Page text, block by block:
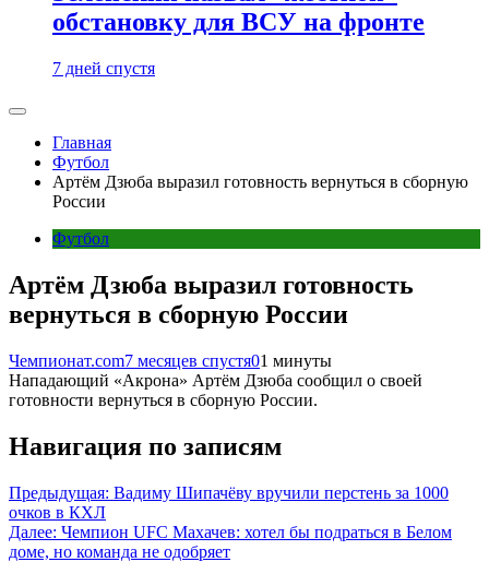
обстановку для ВСУ на фронте
7 дней спустя
Главная
Футбол
Артём Дзюба выразил готовность вернуться в сборную
России
Футбол
Артём Дзюба выразил готовность
вернуться в сборную России
Чемпионат.com7 месяцев спустя01 минуты
Нападающий «Акрона» Артём Дзюба сообщил о своей
готовности вернуться в сборную России.
Навигация по записям
Предыдущая: Вадиму Шипачёву вручили перстень за 1000
очков в КХЛ
Далее: Чемпион UFC Махачев: хотел бы подраться в Белом
доме, но команда не одобряет